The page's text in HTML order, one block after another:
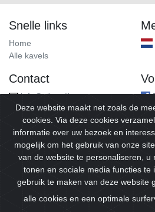
Snelle links
Home
Alle kavels
Contact
info@alleveilingen.net
© 2026Alleveilingen.Alle
Deze website maakt net zoals de
cookies. Via deze cookies
informatie over uw bezoek en
mogelijk om het gebruik van onze
van de website te personaliseren, u
tonen en sociale media functies te
gebruik te maken van deze website
alle cookies en een optimale